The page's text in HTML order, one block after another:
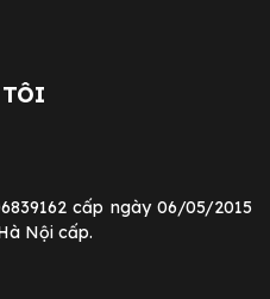
cấp ngày 06/05/2015
Nội cấp.